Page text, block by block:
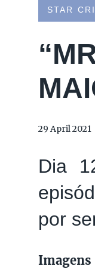
STAR
29 April 2021
Dia
por